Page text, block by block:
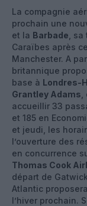
La compagnie
prochain une
et la Barbade ,
Caraïbes après
Manchester. A
britannique
base à Londres-
Grantley Adams
accueillir 33
et 185 en
et jeudi, les
l’ouverture des
en concurrence
Thomas Cook
départ de
Atlantic
l’hiver prochain.